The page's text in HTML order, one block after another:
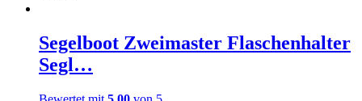
Segelboot Zweimaster Flaschenhalter
Segl…